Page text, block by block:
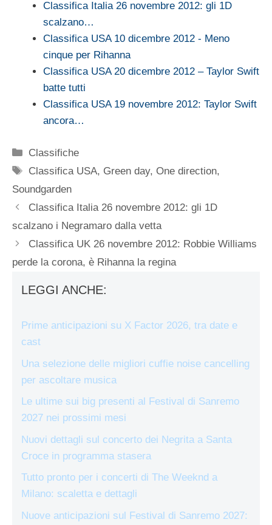
Classifica Italia 26 novembre 2012: gli 1D
scalzano…
Classifica USA 10 dicembre 2012 - Meno
cinque per Rihanna
Classifica USA 20 dicembre 2012 – Taylor Swift
batte tutti
Classifica USA 19 novembre 2012: Taylor Swift
ancora…
Categorie
Classifiche
Tag
Classifica USA, Green day,One direction,
Soundgarden
Classifica Italia 26 novembre 2012: gli 1D
scalzano i Negramaro dalla vetta
Classifica UK 26 novembre 2012: Robbie Williams
perde la corona, è Rihanna la regina
LEGGI ANCHE:
Prime anticipazioni su X Factor 2026, tra date e
cast
Una selezione delle migliori cuffie noise cancelling
per ascoltare musica
Le ultime sui big presenti al Festival di Sanremo
2027 nei prossimi mesi
Nuovi dettagli sul concerto dei Negrita a Santa
Croce in programma stasera
Tutto pronto per i concerti di The Weeknd a
Milano: scaletta e dettagli
Nuove anticipazioni sul Festival di Sanremo 2027: